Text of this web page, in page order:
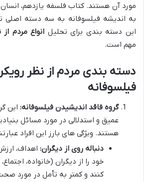
مورد آن هستند. کتاب فلسفه یازدهم، انسان
به اندیشه فیلسوفانه به سه دسته
این دسته بندی برای تحلیل انواع مردم
مهم است.
دسته بندی مردم از نظر
فیلسوفانه
گروه فاقد اندیشیدن فیلسوفانه: این
عمیق و استدلالی در مورد مسائل
هستند. ویژگی های بارز این افراد
دنباله روی از دیگران: اهداف،
خود را از دیگران (خانواده،
کنند و کمتر به تأمل در مورد